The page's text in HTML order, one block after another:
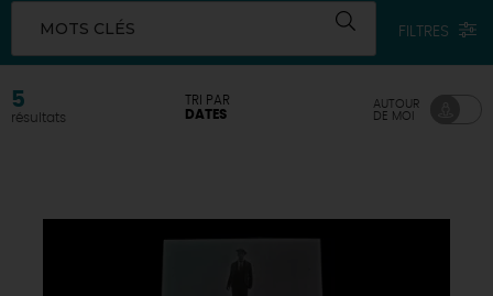
MOTS CLÉS FILTRES
5
résultats
TRI PAR
DATES
AUTOUR
DE MOI